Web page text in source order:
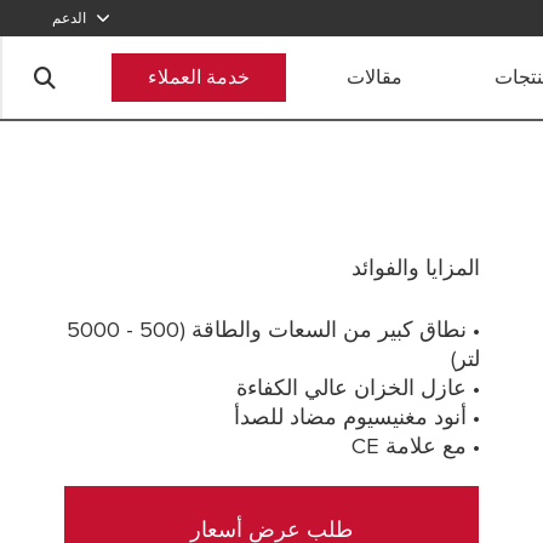
الدعم
920012456
مقالات خدمة العملاء
المزايا والفوائد
• نطاق كبير من السعات والطاقة (500 - 5000
لتر)
• عازل الخزان عالي الكفاءة
• أنود مغنيسيوم مضاد للصدأ
• مع علامة CE
طلب عرض أسعار